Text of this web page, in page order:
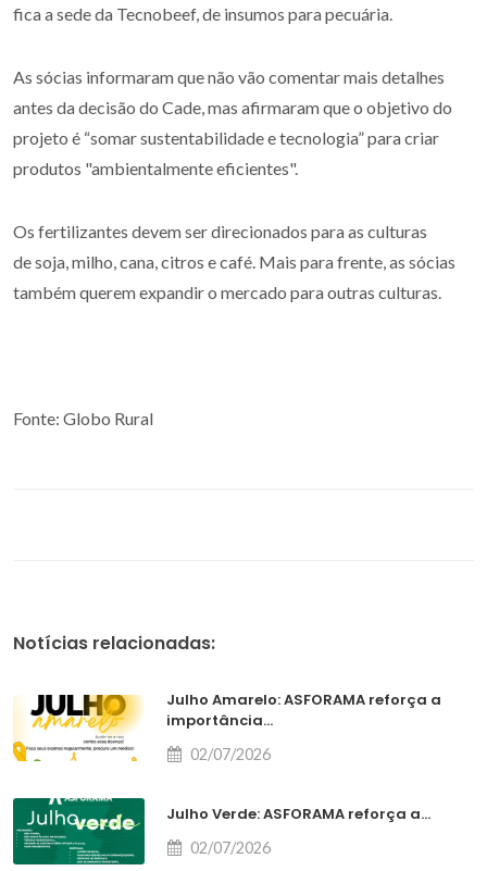
fica a sede da Tecnobeef, de insumos para pecuária.
As sócias informaram que não vão comentar mais detalhes
antes da decisão do Cade, mas afirmaram que o objetivo do
projeto é “somar sustentabilidade e tecnologia” para criar
produtos "ambientalmente eficientes".
Os fertilizantes devem ser direcionados para as culturas
de soja, milho, cana, citros e café. Mais para frente, as sócias
também querem expandir o mercado para outras culturas.
Fonte: Globo Rural
Notícias relacionadas:
Julho Amarelo: ASFORAMA reforça a
importância...
02/07/2026
Julho Verde: ASFORAMA reforça a...
02/07/2026